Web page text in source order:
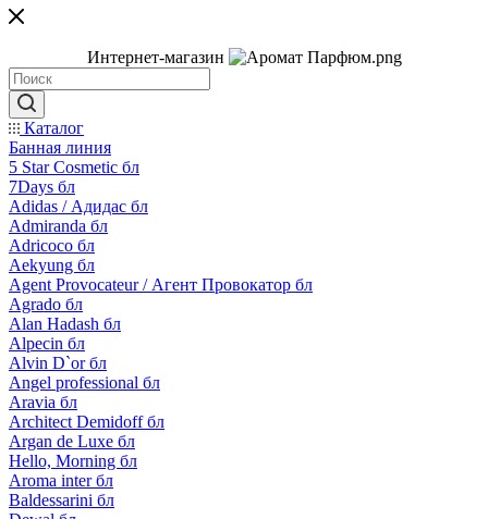
Интернет-магазин
Каталог
Банная линия
5 Star Cosmetic бл
7Days бл
Adidas / Адидас бл
Admiranda бл
Adricoco бл
Aekyung бл
Agent Provocateur / Агент Провокатор бл
Agrado бл
Alan Hadash бл
Alpecin бл
Alvin D`or бл
Angel professional бл
Aravia бл
Architect Demidoff бл
Argan de Luxe бл
Hello, Morning бл
Aroma inter бл
Baldessarini бл